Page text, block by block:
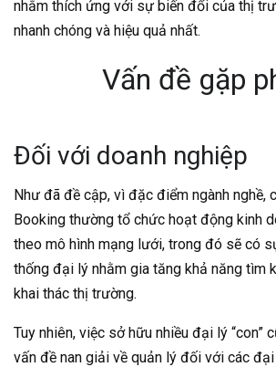
nhằm thích ứng với sự biến đổi của thị
nhanh chóng và hiệu quả nhất.
Vấn đề gặp
Đối với doanh nghiệp
Như đã đề cập, vì đặc điểm ngành nghề,
Booking thường tổ chức hoạt động kinh
theo mô hình mạng lưới, trong đó sẽ có
thống đại lý nhằm gia tăng khả năng tìm
khai thác thị trường.
Tuy nhiên, việc sở hữu nhiều đại lý “con”
vấn đề nan giải về quản lý đối với các